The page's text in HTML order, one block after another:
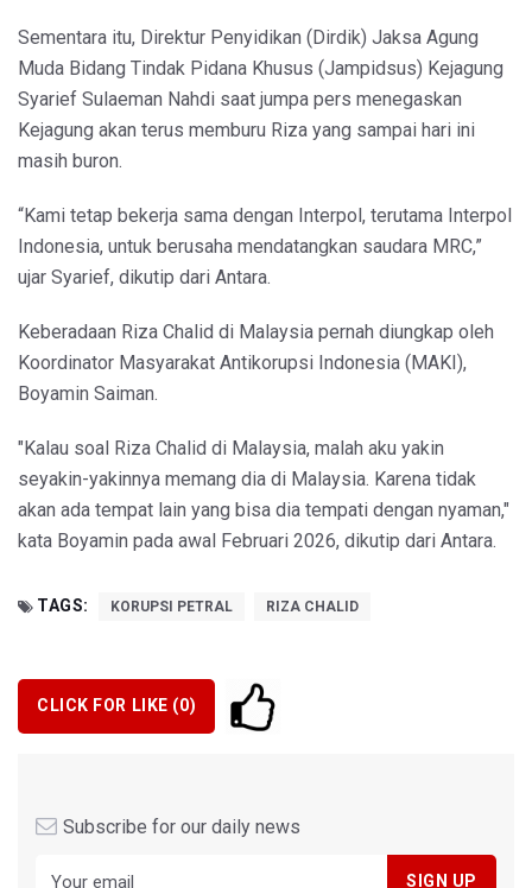
Sementara itu, Direktur Penyidikan (Dirdik) Jaksa Agung
Muda Bidang Tindak Pidana Khusus (Jampidsus) Kejagung
Syarief Sulaeman Nahdi saat jumpa pers menegaskan
Kejagung akan terus memburu Riza yang sampai hari ini
masih buron.
“Kami tetap bekerja sama dengan Interpol, terutama Interpol
Indonesia, untuk berusaha mendatangkan saudara MRC,”
ujar Syarief, dikutip dari Antara.
Keberadaan Riza Chalid di Malaysia pernah diungkap oleh
Koordinator Masyarakat Antikorupsi Indonesia (MAKI),
Boyamin Saiman.
"Kalau soal Riza Chalid di Malaysia, malah aku yakin
seyakin-yakinnya memang dia di Malaysia. Karena tidak
akan ada tempat lain yang bisa dia tempati dengan nyaman,"
kata Boyamin pada awal Februari 2026, dikutip dari Antara.
TAGS: KORUPSI PETRAL RIZA CHALID
CLICK FOR LIKE (0)
Subscribe for our daily news